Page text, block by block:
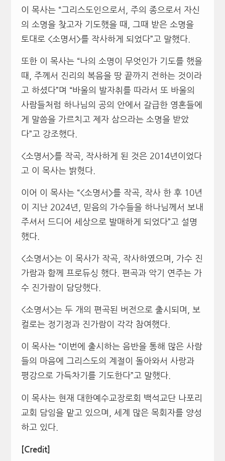
이 목사는 “그리스도인으로서, 주의 종으로서 자신
의 소명을 찾고자 기도했을 때, 그때 받은 소명을
토대로 <소명서>를 작사하게 되었다”고 말했다.
또한 이 목사는 “나의 소명이 무엇인가 기도를 했을
때, 주께서 진리의 복음을 땅 끝까지 전하는 것이라
고 하셨다”며 “바울의 발자취를 따라서 또 바울의
사람들처럼 하나님의 공의 안에서 갈급한 영혼들에
게 말씀을 가르치고 제자 삼으라는 소명을 받았
다”고 강조했다.
<소명서>를 작곡, 작사하게 된 것은 2014년이었다
고 이 목사는 밝혔다.
이어 이 목사는 “<소명서>를 작곡, 작사 한 후 10년
이 지난 2024년, 믿음의 가수들을 하나님께서 보내
주셔서 드디어 세상으로 발매하게 되었다”고 설명
했다.
<소명서>는 이 목사가 작곡, 작사하였으며, 가수 진
가람과 함께 프로듀싱 했다. 편곡과 악기 연주는 가
수 진가람이 담당했다.
<소명서>는 두 개의 편곡된 버전으로 출시되며, 보
컬로는 정기정과 진가람이 각각 참여했다.
이 목사는 “이번에 출시하는 음반을 통해 많은 사람
들의 마음에 그리스도의 계절이 돌아와서 사랑과
평강으로 가득차기를 기도한다”고 말했다.
이 목사는 현재 대한예수교장로회 백석교단 나포리
교회 담임을 맡고 있으며, 세계 많은 목회자를 양성
하고 있다.
[Credit]